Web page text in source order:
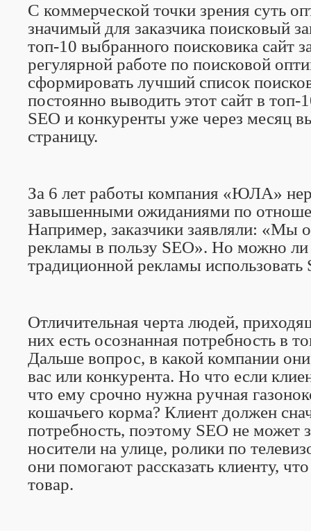
С коммерческой точки зрения суть
значимый для заказчика поисковый
топ-10 выбранного поисковика сайт
регулярной работе по поисковой
сформировать лучший список
постоянно выводить этот сайт в топ-
SEO и конкуренты уже через месяц
страницу.
За 6 лет работы компания «ЮЛА»
завышенными ожиданиями по
Например, заказчики заявляли: «Мы
рекламы в пользу SEO». Но можно
традиционной рекламы использовать
Отличительная черта людей,
них есть осознанная потребность в
Дальше вопрос, в какой компании
вас или конкурента. Но что если
что ему срочно нужна ручная
кошачьего корма? Клиент должен
потребность, поэтому SEO не может
носители на улице, ролики по
они помогают рассказать клиенту,
товар.